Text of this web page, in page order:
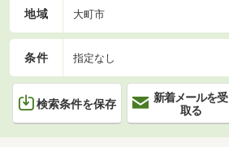
地域 大町市
条件 指定なし
検索条件を保存
新着メールを受
取る